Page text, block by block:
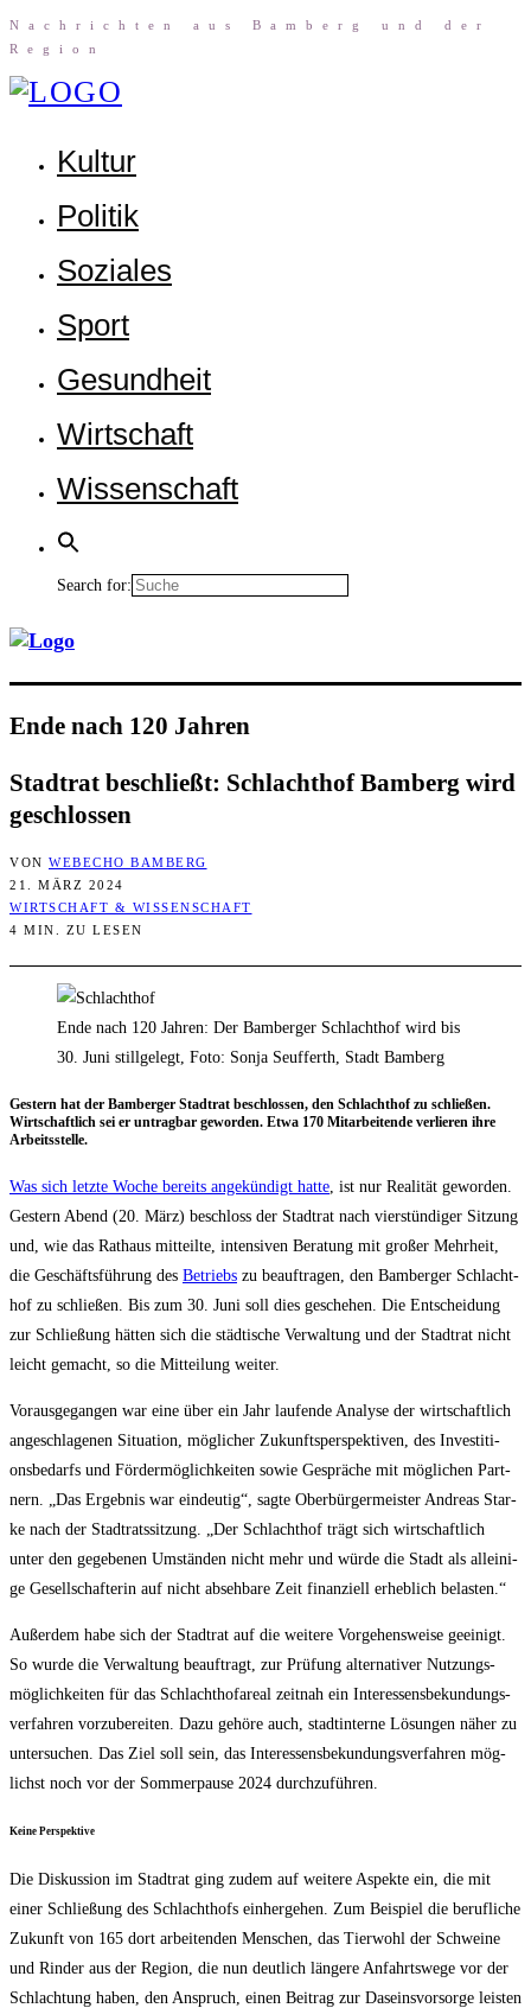
Nach­rich­ten aus Bam­berg und der
Region
Kul­tur
Poli­tik
Sozia­les
Sport
Gesund­heit
Wirt­schaft
Wis­sen­schaft
Search for:
Ende nach 120 Jahren
Stadt­rat beschließt: Schlacht­hof Bam­berg wird
geschlossen
VON WEBECHO BAMBERG
21. MÄRZ 2024
WIRTSCHAFT & WISSENSCHAFT
4 MIN. ZU LESEN
Ende nach 120 Jahren: Der Bamberger Schlachthof wird bis
30. Juni stillgelegt, Foto: Sonja Seufferth, Stadt Bamberg
Ges­tern hat der Bam­ber­ger Stadt­rat beschlos­sen, den Schlacht­hof zu schlie­ßen.
Wirt­schaft­lich sei er untrag­bar gewor­den. Etwa 170 Mit­ar­bei­ten­de ver­lie­ren ihre
Arbeitsstelle.
Was sich letz­te Woche bereits ange­kün­digt hat­te , ist nur Rea­li­tät gewor­den.
Ges­tern Abend (20. März) beschloss der Stadt­rat nach vier­stün­di­ger Sit­zung
und, wie das Rat­haus mit­teil­te, inten­si­ven Bera­tung mit gro­ßer Mehr­heit,
die Geschäfts­füh­rung des Betriebs zu beauf­tra­gen, den Bam­ber­ger Schlacht­
hof zu schlie­ßen. Bis zum 30. Juni soll dies gesche­hen. Die Ent­schei­dung
zur Schlie­ßung hät­ten sich die städ­ti­sche Ver­wal­tung und der Stadt­rat nicht
leicht gemacht, so die Mit­tei­lung weiter.
Vor­aus­ge­gan­gen war eine über ein Jahr lau­fen­de Ana­ly­se der wirt­schaft­lich
ange­schla­ge­nen Situa­ti­on, mög­li­cher Zukunfts­per­spek­ti­ven, des Inves­ti­ti­
ons­be­darfs und För­der­mög­lich­kei­ten sowie Gesprä­che mit mög­li­chen Part­
nern. „Das Ergeb­nis war ein­deu­tig“, sag­te Ober­bür­ger­meis­ter Andre­as Star­
ke nach der Stadt­rats­sit­zung. „Der Schlacht­hof trägt sich wirt­schaft­lich
unter den gege­be­nen Umstän­den nicht mehr und wür­de die Stadt als allei­ni­
ge Gesell­schaf­te­rin auf nicht abseh­ba­re Zeit finan­zi­ell erheb­lich belasten.“
Außer­dem habe sich der Stadt­rat auf die wei­te­re Vor­ge­hens­wei­se geei­nigt.
So wur­de die Ver­wal­tung beauf­tragt, zur Prü­fung alter­na­ti­ver Nut­zungs­
mög­lich­kei­ten für das Schlacht­hof­are­al zeit­nah ein Inter­es­sens­be­kun­dungs­
ver­fah­ren vor­zu­be­rei­ten. Dazu gehö­re auch, stadt­in­ter­ne Lösun­gen näher zu
unter­su­chen. Das Ziel soll sein, das Inter­es­sens­be­kun­dungs­ver­fah­ren mög­
lichst noch vor der Som­mer­pau­se 2024 durchzuführen.
Kei­ne Perspektive
Die Dis­kus­si­on im Stadt­rat ging zudem auf wei­te­re Aspek­te ein, die mit
einer Schlie­ßung des Schlacht­hofs ein­her­ge­hen. Zum Bei­spiel die beruf­li­che
Zukunft von 165 dort arbei­ten­den Men­schen, das Tier­wohl der Schwei­ne
und Rin­der aus der Regi­on, die nun deut­lich län­ge­re Anfahrts­we­ge vor der
Schlach­tung haben, den Anspruch, einen Bei­trag zur Daseins­vor­sor­ge leis­ten